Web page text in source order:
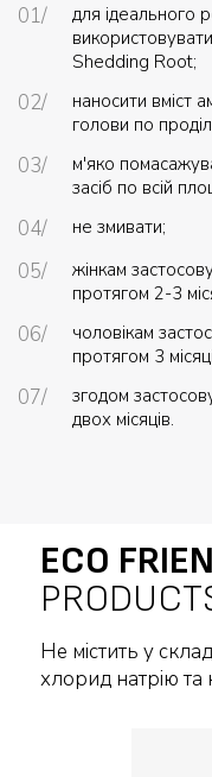
для ідеального
Shedding Root;
наносити вміст
голови по
м'яко
засіб по всій
не змивати;
жінкам
протягом 2-3
чоловікам
протягом 3
згодом
двох місяців.
ECO
Не містить у
хлорид натрію та